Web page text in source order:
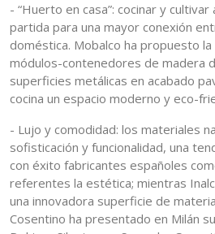
- “Huerto en casa”: cocinar y
partida para una mayor conexión
doméstica. Mobalco ha propuesto
módulos-contenedores de madera
superficies metálicas en acabado
cocina un espacio moderno y eco-
- Lujo y comodidad: los materiales
sofisticación y funcionalidad, una
con éxito fabricantes españoles
referentes la estética; mientras
una innovadora superficie de
Cosentino ha presentado en Milán